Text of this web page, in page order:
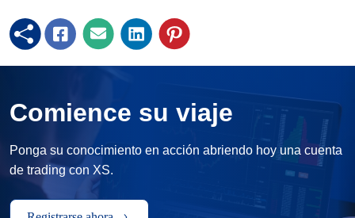
Comience su viaje
Ponga su conocimiento en acción abriendo hoy una cuenta
de trading con XS.